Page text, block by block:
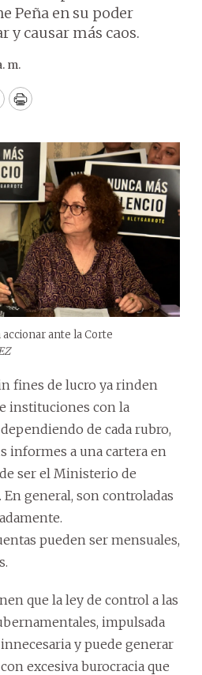
Peña en su poder
y causar más caos.
m.
Print
ante la Corte
fines de lucro ya rinden
instituciones con la
de cada rubro,
informes a una cartera en
ser el Ministerio de
En general, son controladas
pueden ser mensuales,
que la ley de control a las
impulsada
y puede generar
excesiva burocracia que